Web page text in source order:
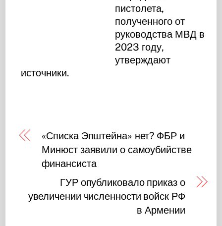
пистолета,
полученного от
руководства МВД в
2023 году,
утверждают
источники.
«Списка Эпштейна» нет? ФБР и
Минюст заявили о самоубийстве
финансиста
ГУР опубликовало приказ о
увеличении численности войск РФ
в Армении